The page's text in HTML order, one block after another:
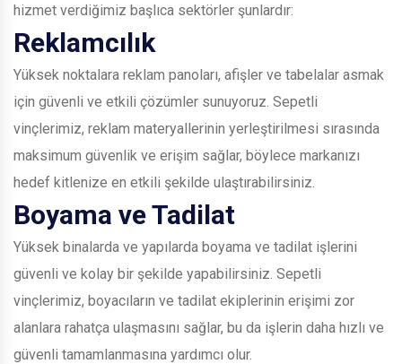
hizmet verdiğimiz başlıca sektörler şunlardır:
Reklamcılık
Yüksek noktalara reklam panoları, afişler ve tabelalar asmak
için güvenli ve etkili çözümler sunuyoruz. Sepetli
vinçlerimiz, reklam materyallerinin yerleştirilmesi sırasında
maksimum güvenlik ve erişim sağlar, böylece markanızı
hedef kitlenize en etkili şekilde ulaştırabilirsiniz.
Boyama ve Tadilat
Yüksek binalarda ve yapılarda boyama ve tadilat işlerini
güvenli ve kolay bir şekilde yapabilirsiniz. Sepetli
vinçlerimiz, boyacıların ve tadilat ekiplerinin erişimi zor
alanlara rahatça ulaşmasını sağlar, bu da işlerin daha hızlı ve
güvenli tamamlanmasına yardımcı olur.